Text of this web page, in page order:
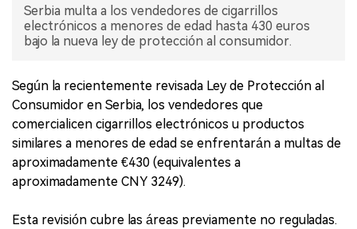
Serbia multa a los vendedores de cigarrillos
electrónicos a menores de edad hasta 430 euros
bajo la nueva ley de protección al consumidor.
Según la recientemente revisada Ley de Protección al
Consumidor en Serbia, los vendedores que
comercialicen cigarrillos electrónicos u productos
similares a menores de edad se enfrentarán a multas de
aproximadamente €430 (equivalentes a
aproximadamente CNY 3249).
Esta revisión cubre las áreas previamente no reguladas.